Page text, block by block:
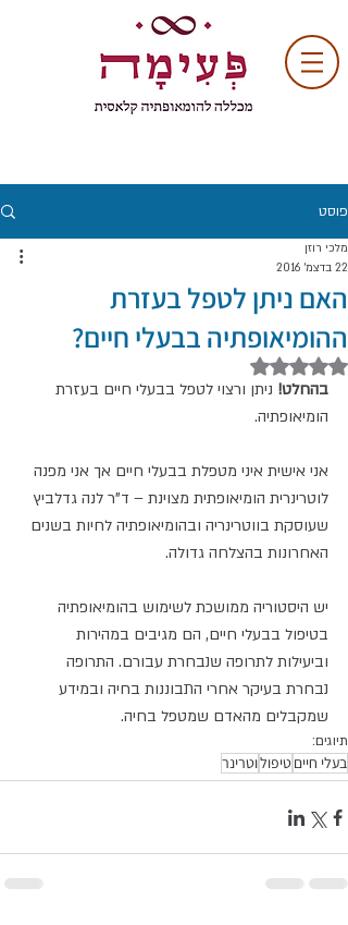
פוסט
האם ניתן לטפל בעזרת
ההומיאופתיה בבעלי חיים?
מלכי רוזן
22 בדצמ׳ 2016
דירוג של NaN מתוך 5 כוכבים
בהחלט! ניתן ורצוי לטפל בבעלי חיים בעזרת
הומיאופתיה.
אני אישית איני מטפלת בבעלי חיים אך אני מפנה
לוטרינרית הומיאופתית מצוינת – ד"ר לנה גדלביץ
שעוסקת בווטרינריה ובהומיאופתיה לחיות בשנים
האחרונות בהצלחה גדולה.
יש היסטוריה ממושכת לשימוש בהומיאופתיה
בטיפול בבעלי חיים, הם מגיבים במהירות
וביעילות לתרופה שנבחרת עבורם. התרופה
נבחרת בעיקר אחרי התבוננות בחיה ובמידע
שמקבלים מהאדם שמטפל בחיה.
תיוגים:
בעלי חייםטיפולוטרינר